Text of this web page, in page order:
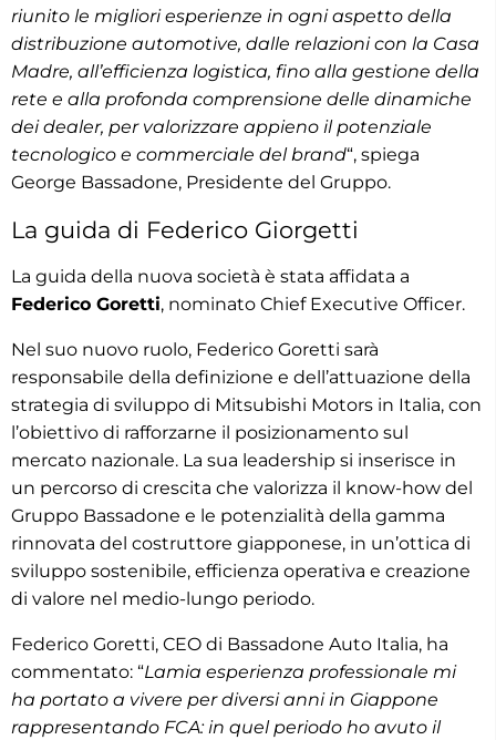
riunito le migliori esperienze in ogni aspetto della
distribuzione automotive, dalle relazioni con la Casa
Madre, all’efficienza logistica, fino alla gestione della
rete e alla profonda comprensione delle dinamiche
dei dealer, per valorizzare appieno il potenziale
tecnologico e commerciale del brand“, spiega
George Bassadone, Presidente del Gruppo.
La guida di Federico Giorgetti
La guida della nuova società è stata affidata a
Federico Goretti, nominato Chief Executive Officer.
Nel suo nuovo ruolo, Federico Goretti sarà
responsabile della definizione e dell’attuazione della
strategia di sviluppo di Mitsubishi Motors in Italia, con
l’obiettivo di rafforzarne il posizionamento sul
mercato nazionale. La sua leadership si inserisce in
un percorso di crescita che valorizza il know-how del
Gruppo Bassadone e le potenzialità della gamma
rinnovata del costruttore giapponese, in un’ottica di
sviluppo sostenibile, efficienza operativa e creazione
di valore nel medio-lungo periodo.
Federico Goretti, CEO di Bassadone Auto Italia, ha
commentato: “Lamia esperienza professionale mi
ha portato a vivere per diversi anni in Giappone
rappresentando FCA: in quel periodo ho avuto il